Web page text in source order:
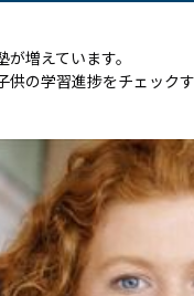
増えています。
供の学習進捗をチェック